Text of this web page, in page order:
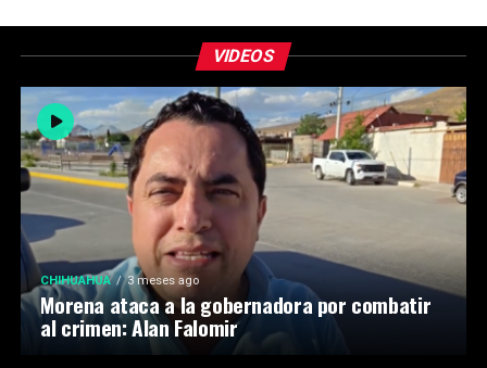
VIDEOS
CHIHUAHUA 3 meses ago
Morena ataca a la gobernadora por combatir
al crimen: Alan Falomir